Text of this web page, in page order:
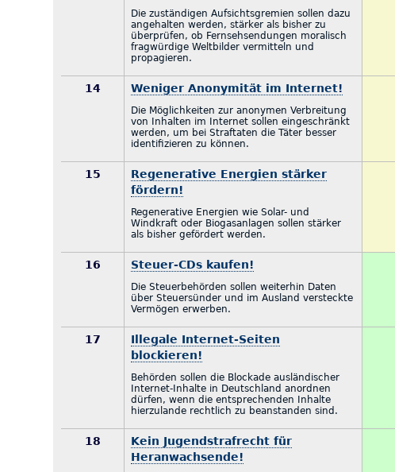
Die zuständigen Aufsichtsgremien sollen dazu
angehalten werden, stärker als bisher zu
überprüfen, ob Fernsehsendungen moralisch
fragwürdige Weltbilder vermitteln und
propagieren.
14 Weniger Anonymität im Internet!
Die Möglichkeiten zur anonymen Verbreitung
von Inhalten im Internet sollen eingeschränkt
werden, um bei Straftaten die Täter besser
identifizieren zu können.
15
Regenerative Energien stärker
fördern!
Regenerative Energien wie Solar- und
Windkraft oder Biogasanlagen sollen stärker
als bisher gefördert werden.
16 Steuer-CDs kaufen!
Die Steuerbehörden sollen weiterhin Daten
über Steuersünder und im Ausland versteckte
Vermögen erwerben.
17
Illegale Internet-Seiten
blockieren!
Behörden sollen die Blockade ausländischer
Internet-Inhalte in Deutschland anordnen
dürfen, wenn die entsprechenden Inhalte
hierzulande rechtlich zu beanstanden sind.
18
Kein Jugendstrafrecht für
Heranwachsende!